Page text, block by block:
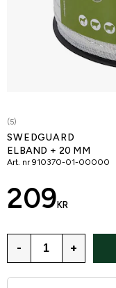
(5)
SWEDGUARD
ELBAND + 20 MM
Art. nr 910370-01-00000
209 KR
- +